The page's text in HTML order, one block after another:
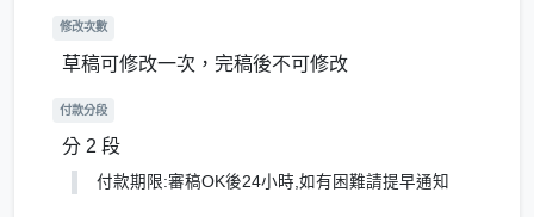
修改次數
草稿可修改一次，完稿後不可修改
付款分段
分 2 段
付款期限:審稿OK後24小時,如有困難請提早通知